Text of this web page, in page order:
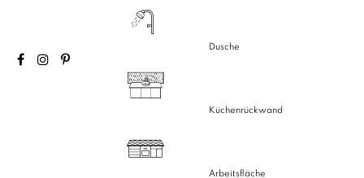
Dusche
Küchenrückwand
Arbeitsfläche